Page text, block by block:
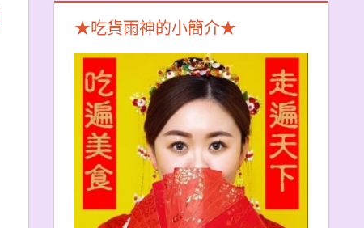
★吃貨雨神的小簡介★